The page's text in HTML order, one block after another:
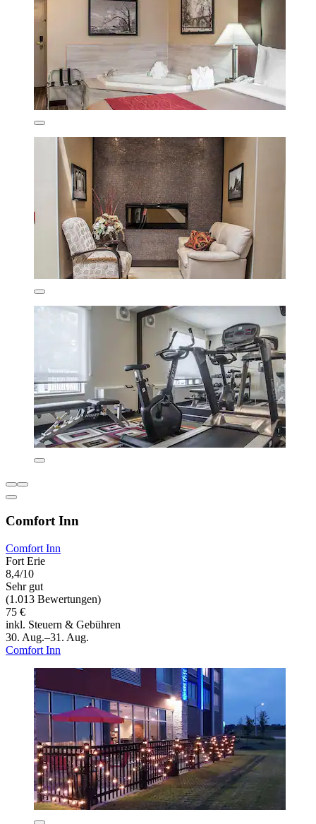
Comfort Inn
Comfort Inn
Fort Erie
8,4/10
Sehr gut
(1.013 Bewertungen)
75 €
inkl. Steuern & Gebühren
30. Aug.–31. Aug.
Comfort Inn